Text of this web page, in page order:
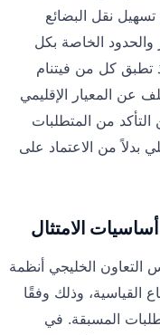
تسهيل نقل البضائع
والحدود الخاصة بكل
تطبق كل من فيتنام
عن المعيار الإقليمي
من المتطلبات
من الاعتماد على
الامتثال
الخليجي أنظمة
القياسية، وذلك وفقًا
المسبقة. في